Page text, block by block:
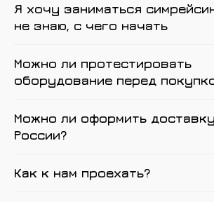
Я хочу заниматься
не знаю, с чего начать
Можно ли протестировать
оборудование перед
Можно ли оформить
России?
Как к нам проехать?